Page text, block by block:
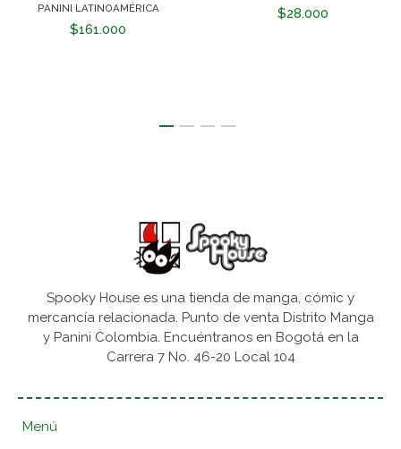
PANINI LATINOAMÉRICA
$161.000
$28.000
Spooky House es una tienda de manga, cómic y
mercancía relacionada. Punto de venta Distrito Manga
y Panini Colombia. Encuéntranos en Bogotá en la
Carrera 7 No. 46-20 Local 104
Menú